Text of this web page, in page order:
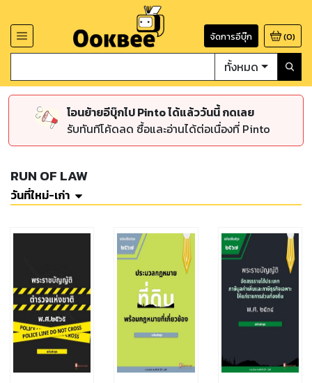
จัดการอีบุ๊ก (0)
ทั้งหมด
โอนย้ายอีบุ๊กไป Pinto ได้แล้ววันนี้ กดเลย
รับทันทีโค้ดลด ซื้อและอ่านได้ต่อเนื่องที่ Pinto
RUN OF LAW
วันที่ใหม่-เก่า